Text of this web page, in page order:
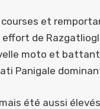
et
de
moto et
Panigale
été aussi